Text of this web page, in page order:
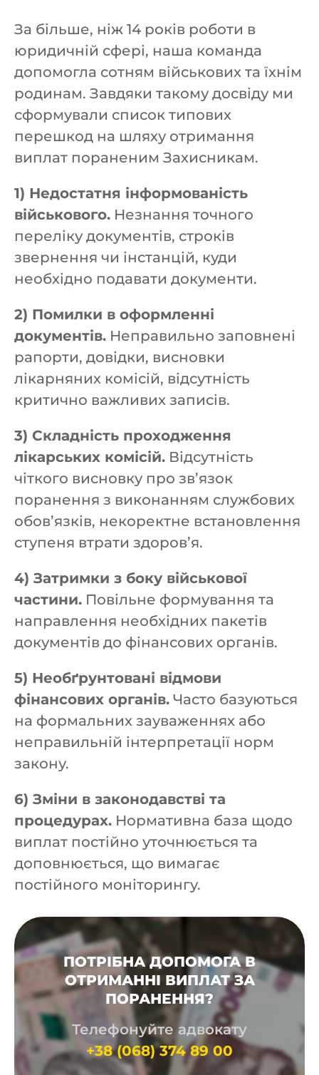
За більше, ніж 14 років роботи в
юридичній сфері, наша команда
допомогла сотням військових та їхнім
родинам. Завдяки такому досвіду ми
сформували список типових
перешкод на шляху отримання
виплат пораненим Захисникам.
1) Недостатня інформованість
військового. Незнання точного
переліку документів, строків
звернення чи інстанцій, куди
необхідно подавати документи.
2) Помилки в оформленні
документів. Неправильно заповнені
рапорти, довідки, висновки
лікарняних комісій, відсутність
критично важливих записів.
3) Складність проходження
лікарських комісій. Відсутність
чіткого висновку про зв’язок
поранення з виконанням службових
обов’язків, некоректне встановлення
ступеня втрати здоров’я.
4) Затримки з боку військової
частини. Повільне формування та
направлення необхідних пакетів
документів до фінансових органів.
5) Необґрунтовані відмови
фінансових органів. Часто базуються
на формальних зауваженнях або
неправильній інтерпретації норм
закону.
6) Зміни в законодавстві та
процедурах. Нормативна база щодо
виплат постійно уточнюється та
доповнюється, що вимагає
постійного моніторингу.
ПОТРІБНА ДОПОМОГА В
ОТРИМАННІ ВИПЛАТ ЗА
ПОРАНЕННЯ?
Телефонуйте адвокату
+38 (068) 374 89 00